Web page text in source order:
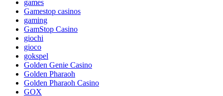
games
Gamestop casinos
gaming
GamStop Casino
giochi
gioco
gokspel
Golden Genie Casino
Golden Pharaoh
Golden Pharaoh Casino
GOX